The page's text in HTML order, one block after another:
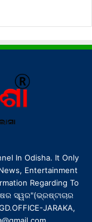
In Odisha. It Only
Entertainment
Regarding To
ସ୍ୱର"(ଭ୍ରଷ୍ଟାଚାର
JARAKA,